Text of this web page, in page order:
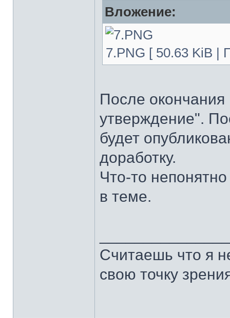
Вложение:
7.PNG [ 50.63 KiB |
После
утверждение".
будет
доработку.
Что-то
в теме.
Считаешь что я
свою точку